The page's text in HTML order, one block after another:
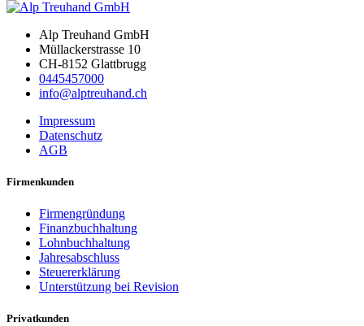
Alp Treuhand GmbH
Müllackerstrasse 10
CH-8152 Glattbrugg
0445457000
info@alptreuhand.ch
Impressum
Datenschutz
AGB
Firmenkunden
Firmengründung
Finanzbuchhaltung
Lohnbuchhaltung
Jahresabschluss
Steuererklärung
Unterstützung bei Revision
Privatkunden